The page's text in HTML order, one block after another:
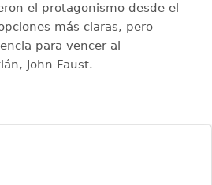
el protagonismo desde el
más claras, pero
para vencer al
John Faust.